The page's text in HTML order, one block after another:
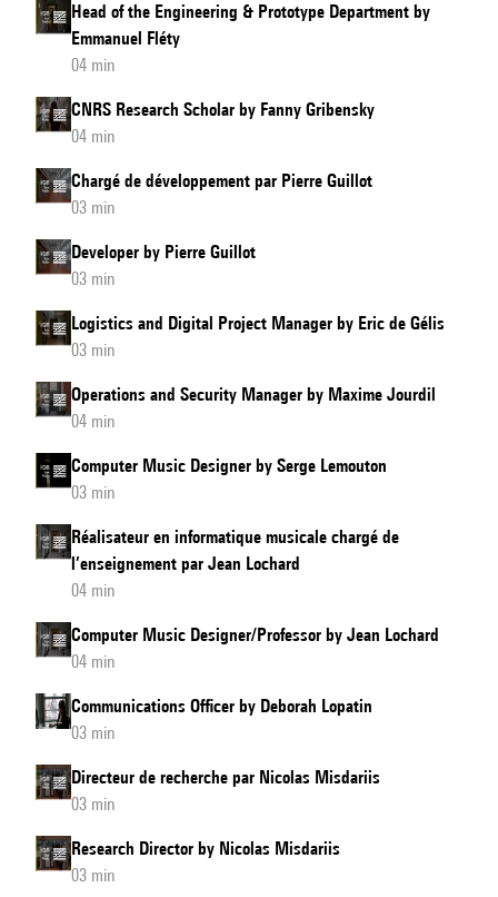
Head of the Engineering & Prototype Department by
Emmanuel Fléty
04 min
CNRS Research Scholar by Fanny Gribensky
04 min
Chargé de développement par Pierre Guillot
03 min
Developer by Pierre Guillot
03 min
Logistics and Digital Project Manager by Eric de Gélis
03 min
Operations and Security Manager by Maxime Jourdil
04 min
Computer Music Designer by Serge Lemouton
03 min
Réalisateur en informatique musicale chargé de
l’enseignement par Jean Lochard
04 min
Computer Music Designer/Professor by Jean Lochard
04 min
Communications Officer by Deborah Lopatin
03 min
Directeur de recherche par Nicolas Misdariis
03 min
Research Director by Nicolas Misdariis
03 min